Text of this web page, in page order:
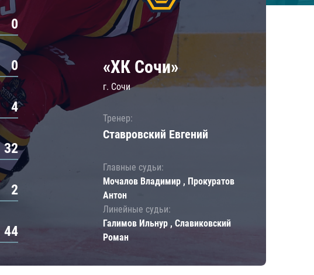
0
0
4
32
2
44
«ХК Сочи»
г. Сочи
Тренер:
Ставровский Евгений
Главные судьи:
Мочалов Владимир , Прокуратов
Антон
Линейные судьи:
Галимов Ильнур , Славиковский
Роман